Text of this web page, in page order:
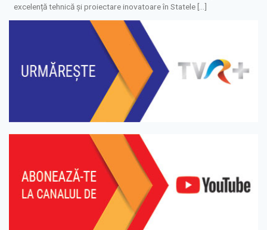
excelență tehnică și proiectare inovatoare în Statele […]